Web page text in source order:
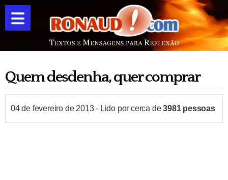
Quem desdenha, quer comprar
04 de fevereiro de 2013- Lido por cerca de3981pessoas